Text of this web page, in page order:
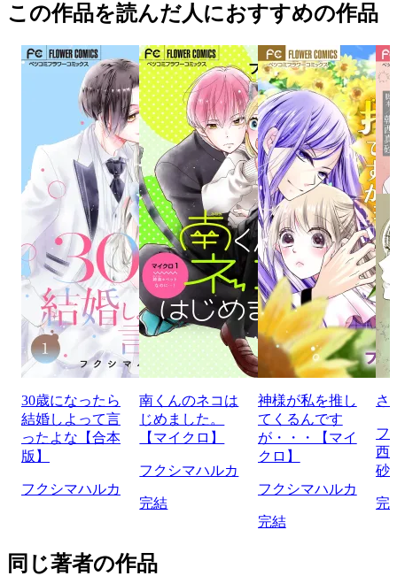
この作品を読んだ人におすすめの作品
30歳になったら
結婚しよって言
ったよな【合本
版】
フクシマハルカ
南くんのネコは
じめました。
【マイクロ】
フクシマハルカ
完結
神様が私を推し
てくるんです
が・・・【マイ
クロ】
フクシマハルカ
完結
さ
フ
西
砂
完
同じ著者の作品